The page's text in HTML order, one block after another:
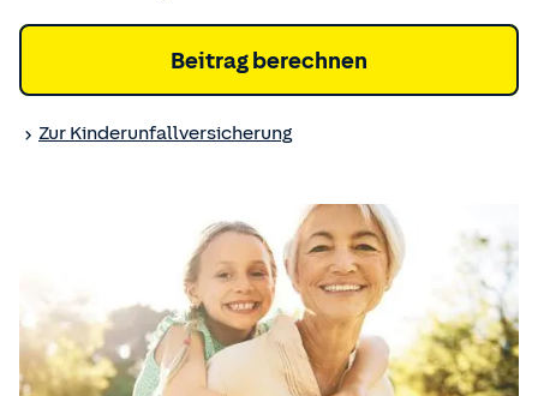
Beitrag berechnen
Zur Kinder­unfall­versicherung